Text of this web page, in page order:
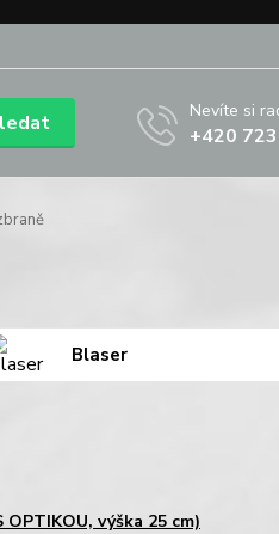
Nevíte si
+420
Blaser
výška 25 cm)